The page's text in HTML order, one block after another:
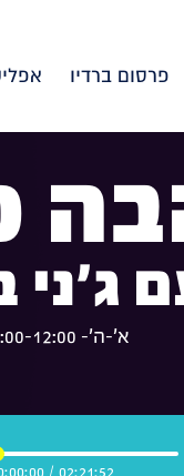
פרסום ברדיו
ג'ני
א'-ה'- 09:00-12:00
02:21:52
/